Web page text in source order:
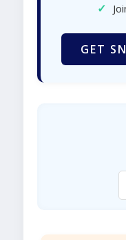
✓
GET